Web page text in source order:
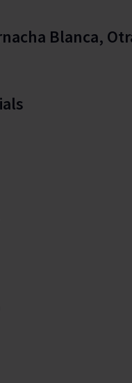
Blanca,